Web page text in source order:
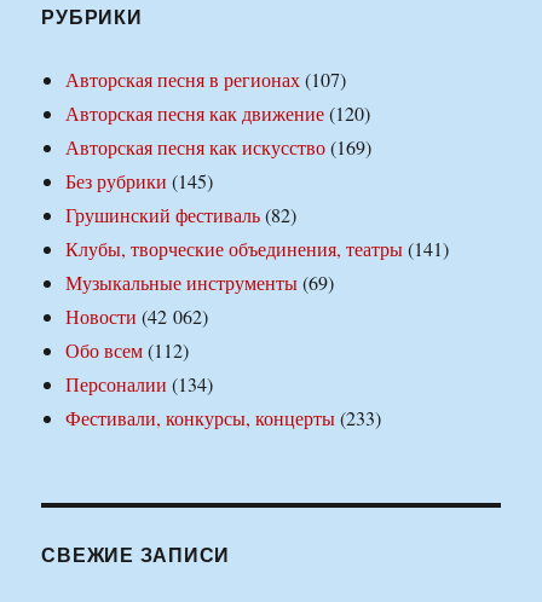
РУБРИКИ
Авторская песня в регионах(107)
Авторская песня как движение(120)
Авторская песня как искусство(169)
Без рубрики (145)
Грушинский фестиваль(82)
Клубы, творческие объединения, театры(141)
Музыкальные инструменты(69)
Новости (42 062)
Обо всем(112)
Персоналии (134)
Фестивали, конкурсы, концерты(233)
СВЕЖИЕ ЗАПИСИ